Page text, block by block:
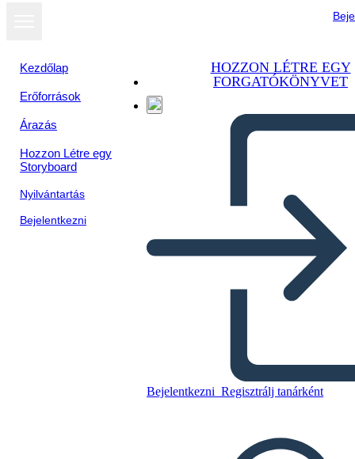
Kezdőlap
Erőforrások
Árazás
Hozzon Létre egy
Storyboard
Nyilvántartás
Bejelentkezni
HOZZON LÉTRE EGY
FORGATÓKÖNYVET
Bejelentkezni Regisztrálj tanárként